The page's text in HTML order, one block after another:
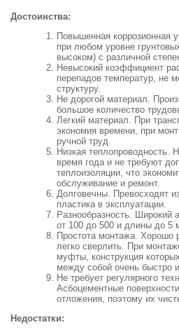
Достоинства:
Повышенная коррозионная
при любом уровне
высоком) с различной
Невысокий коэффициент
перепадов температур, не
структуру.
Не дорогой материал.
большое количество
Легкий материал. При
экономия времени, при
ручной труд.
Низкая теплопроводность.
время года и не требуют
теплоизоляции, что
обслуживание и ремонт.
Долговечны. Превосходят
пластика в эксплуатации.
Разнообразность. Широкий
от 100 до 500 и длины до 5
Простота монтажа. Хорошо
легко сверлить. При
муфты, конструкция
между собой очень быстро
Не требует регулярного
Асбоцементные
отложения, поэтому их
Недостатки: